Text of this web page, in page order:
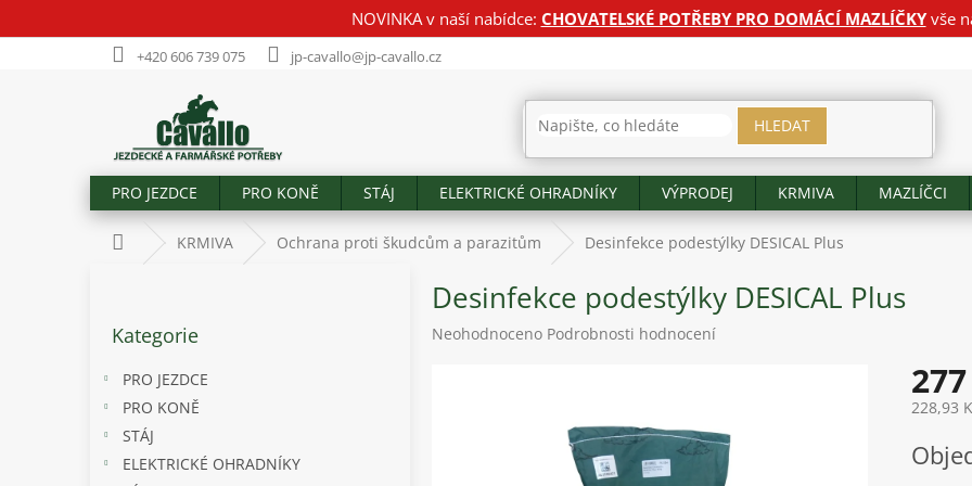
NOVINKA v naší nabídce: CHOVATELSKÉ POTŘEBY PRO DOMÁCÍ MAZLÍČKYvše
+420 606 739 075 jp-cavallo@jp-cavallo.cz
HLEDAT
PRO JEZDCE PRO KONĚ STÁJ ELEKTRICKÉ OHRADNÍKY VÝPRODEJ KRMIVA MAZLÍČCI
Domů KRMIVA Ochrana proti škudcům a parazitům Desinfekce podestýlky DESICAL Plus
kategorie
Kategorie
PRO JEZDCE
PRO KONĚ
STÁJ
ELEKTRICKÉ OHRADNÍKY
Desinfekce podestýlky DESICAL Plus
Průměrné
Neohodnoceno Podrobnosti hodnocení
228,93
cena: